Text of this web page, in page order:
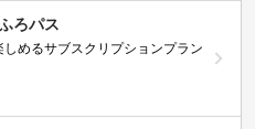
ろパス
めるサブスクリプションプラン